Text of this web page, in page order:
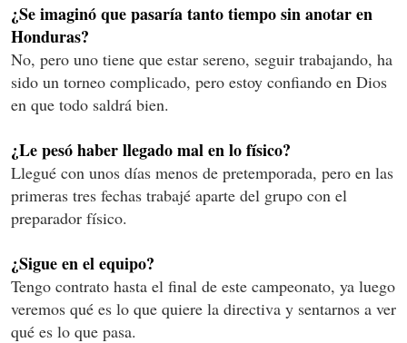
¿Se imaginó que pasaría tanto tiempo sin anotar en
Honduras?
No, pero uno tiene que estar sereno, seguir trabajando, ha
sido un torneo complicado, pero estoy confiando en Dios
en que todo saldrá bien.
¿Le pesó haber llegado mal en lo físico?
Llegué con unos días menos de pretemporada, pero en las
primeras tres fechas trabajé aparte del grupo con el
preparador físico.
¿Sigue en el equipo?
Tengo contrato hasta el final de este campeonato, ya luego
veremos qué es lo que quiere la directiva y sentarnos a ver
qué es lo que pasa.